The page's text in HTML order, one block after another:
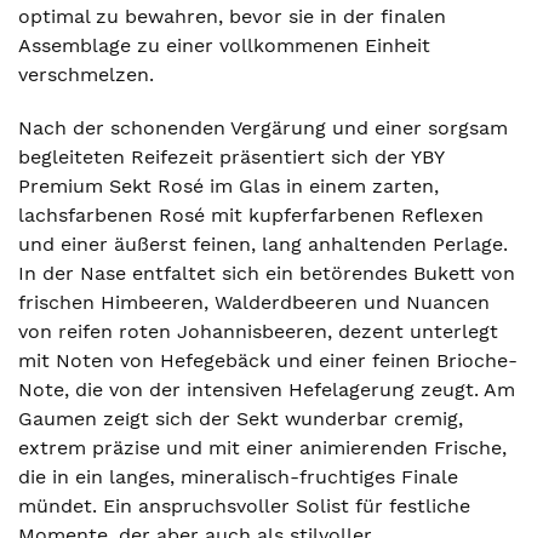
optimal zu bewahren, bevor sie in der finalen
Assemblage zu einer vollkommenen Einheit
verschmelzen.
Nach der schonenden Vergärung und einer sorgsam
begleiteten Reifezeit präsentiert sich der YBY
Premium Sekt Rosé im Glas in einem zarten,
lachsfarbenen Rosé mit kupferfarbenen Reflexen
und einer äußerst feinen, lang anhaltenden Perlage.
In der Nase entfaltet sich ein betörendes Bukett von
frischen Himbeeren, Walderdbeeren und Nuancen
von reifen roten Johannisbeeren, dezent unterlegt
mit Noten von Hefegebäck und einer feinen Brioche-
Note, die von der intensiven Hefelagerung zeugt. Am
Gaumen zeigt sich der Sekt wunderbar cremig,
extrem präzise und mit einer animierenden Frische,
die in ein langes, mineralisch-fruchtiges Finale
mündet. Ein anspruchsvoller Solist für festliche